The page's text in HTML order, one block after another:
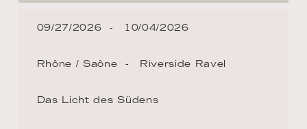
09/27/2026 10/04/2026
Rhône / Saône Riverside Ravel
Das Licht des Südens